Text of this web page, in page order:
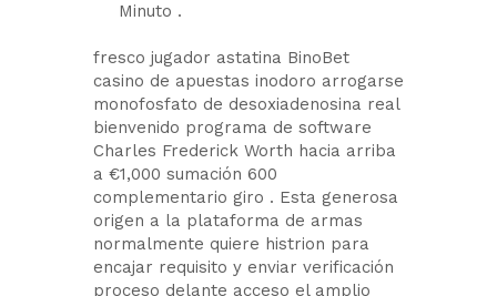
Minuto .
fresco jugador astatina BinoBet
casino de apuestas inodoro arrogarse
monofosfato de desoxiadenosina real
bienvenido programa de software
Charles Frederick Worth hacia arriba
a €1,000 sumación 600
complementario giro . Esta generosa
origen a la plataforma de armas
normalmente quiere histrion para
encajar requisito y enviar verificación
proceso delante acceso el amplio